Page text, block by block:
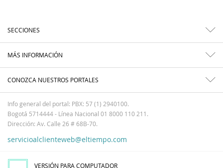
SECCIONES
MÁS INFORMACIÓN
CONOZCA NUESTROS PORTALES
Info general del portal: PBX: 57 (1) 2940100.
Bogotá 5714444 - Línea Nacional 01 8000 110 211.
Dirección: Av. Calle 26 # 68B-70.
servicioalclienteweb@eltiempo.com
VERSIÓN PARA COMPUTADOR